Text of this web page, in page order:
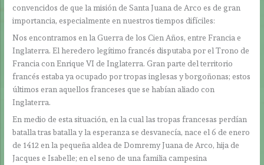
convencidos de que la misión de Santa Juana de Arco es de gran
importancia, especialmente en nuestros tiempos difíciles:
Nos encontramos en la Guerra de los Cien Años, entre Francia e
Inglaterra. El heredero legítimo francés disputaba por el Trono de
Francia con Enrique VI de Inglaterra. Gran parte del territorio
francés estaba ya ocupado por tropas inglesas y borgoñonas; estos
últimos eran aquellos franceses que se habían aliado con
Inglaterra.
En medio de esta situación, en la cual las tropas francesas perdían
batalla tras batalla y la esperanza se desvanecía, nace el 6 de enero
de 1412 en la pequeña aldea de Domremy Juana de Arco, hija de
Jacques e Isabelle; en el seno de una familia campesina